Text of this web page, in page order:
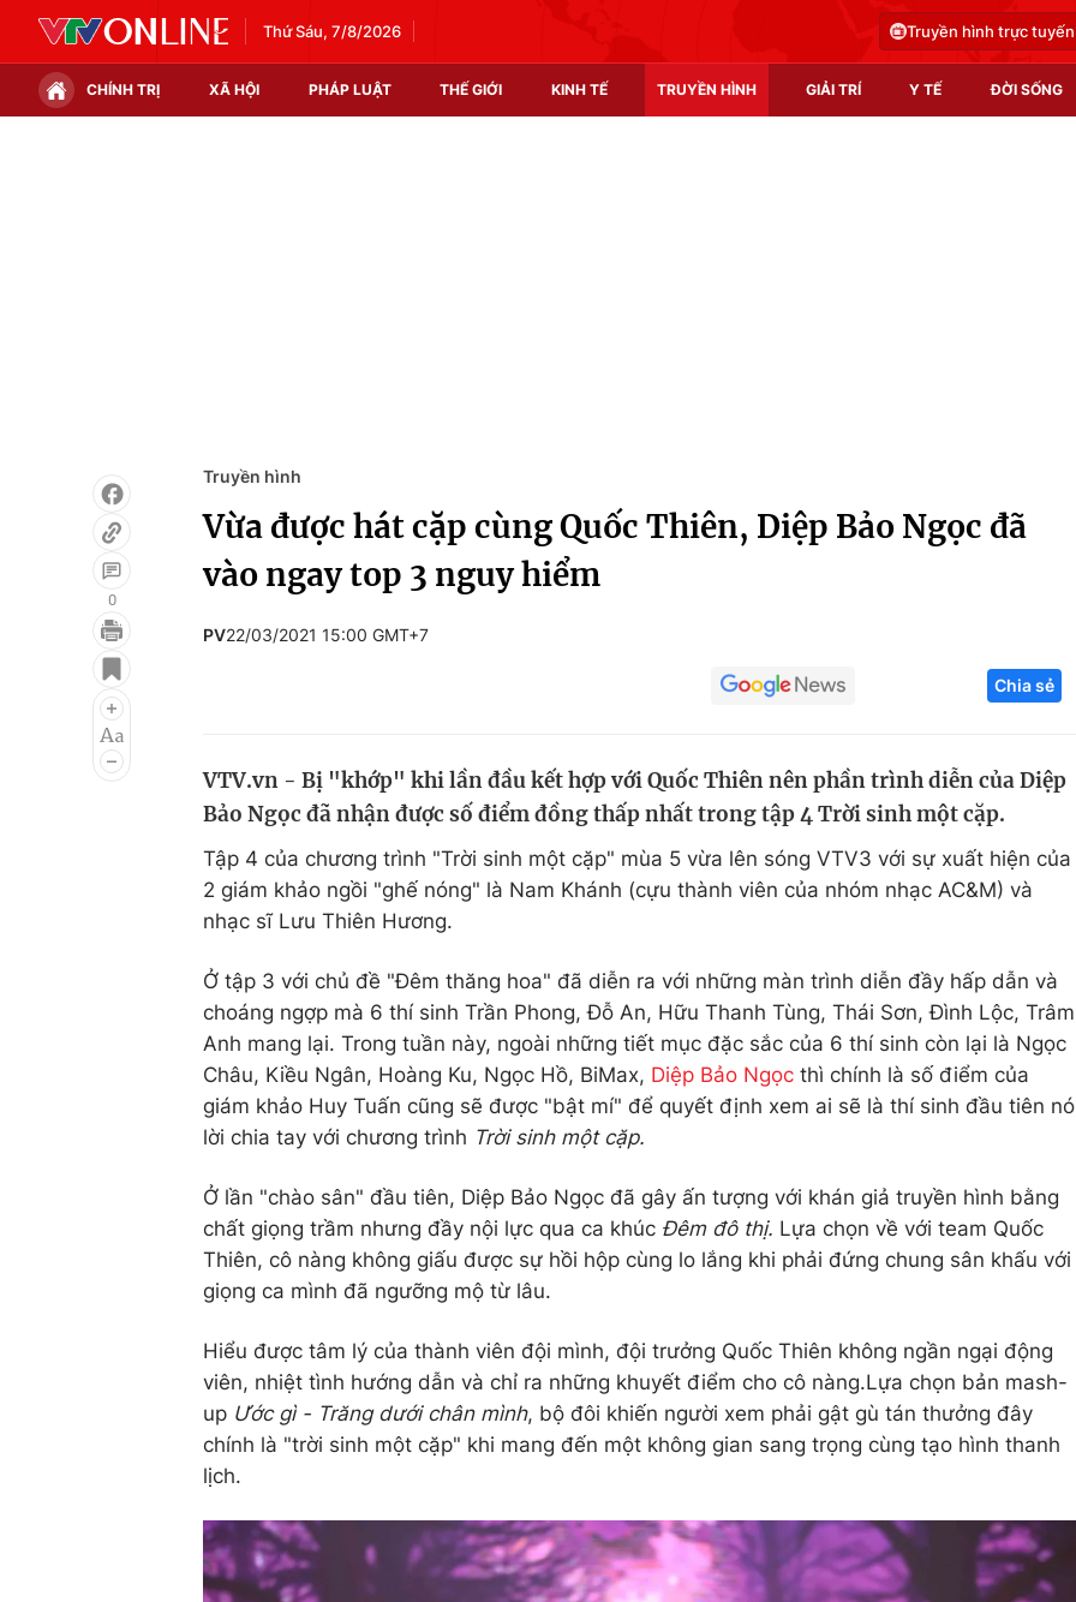
Thứ Sáu, 7/8/2026 Truyền hình trực tuyến
CHÍNH TRỊ XÃ HỘI PHÁP LUẬT THẾ GIỚI KINH TẾ TRUYỀN HÌNH GIẢI TRÍ Y TẾ ĐỜI SỐNG
Infographic
Điện ảnh
Âm nhạc
Chất lượng cuộc sống
Tuyển sinh
Hitech Công
Thị trường
0
Truyền hình
Vừa được hát cặp cùng Quốc Thiên, Diệp Bảo Ngọc đã
vào ngay top 3 nguy hiểm
PV22/03/2021 15:00 GMT+7
Chia sẻ
VTV.vn - Bị "khớp" khi lần đầu kết hợp với Quốc Thiên nên phần trình diễn của Diệp
Bảo Ngọc đã nhận được số điểm đồng thấp nhất trong tập 4 Trời sinh một cặp.
Tập 4 của chương trình "Trời sinh một cặp" mùa 5 vừa lên sóng VTV3 với sự xuất hiện của
2 giám khảo ngồi "ghế nóng" là Nam Khánh (cựu thành viên của nhóm nhạc AC&M) và
nhạc sĩ Lưu Thiên Hương.
Ở tập 3 với chủ đề "Đêm thăng hoa" đã diễn ra với những màn trình diễn đầy hấp dẫn và
choáng ngợp mà 6 thí sinh Trần Phong, Đỗ An, Hữu Thanh Tùng, Thái Sơn, Đình Lộc, Trâm
Anh mang lại. Trong tuần này, ngoài những tiết mục đặc sắc của 6 thí sinh còn lại là Ngọc
Châu, Kiều Ngân, Hoàng Ku, Ngọc Hồ, BiMax, Diệp Bảo Ngọc thì chính là số điểm của
giám khảo Huy Tuấn cũng sẽ được "bật mí" để quyết định xem ai sẽ là thí sinh đầu tiên
lời chia tay với chương trình Trời sinh một cặp.
Ở lần "chào sân" đầu tiên, Diệp Bảo Ngọc đã gây ấn tượng với khán giả truyền hình bằng
chất giọng trầm nhưng đầy nội lực qua ca khúc Đêm đô thị. Lựa chọn về với team Quốc
Thiên, cô nàng không giấu được sự hồi hộp cùng lo lắng khi phải đứng chung sân khấu với
giọng ca mình đã ngưỡng mộ từ lâu.
Hiểu được tâm lý của thành viên đội mình, đội trưởng Quốc Thiên không ngần ngại động
viên, nhiệt tình hướng dẫn và chỉ ra những khuyết điểm cho cô nàng.Lựa chọn bản mash-
up Ước gì - Trăng dưới chân mình, bộ đôi khiến người xem phải gật gù tán thưởng đây
chính là "trời sinh một cặp" khi mang đến một không gian sang trọng cùng tạo hình thanh
lịch.